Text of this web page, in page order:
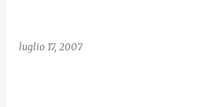
luglio 17, 2007